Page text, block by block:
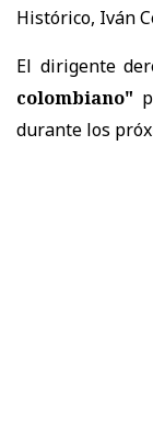
Histórico, Iván
El dirigente
colombiano"
durante los